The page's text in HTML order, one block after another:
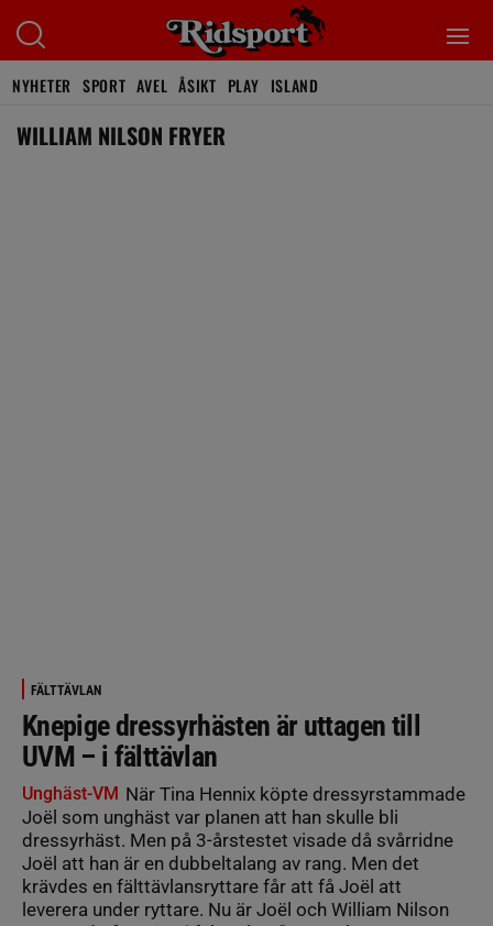
NYHETER SPORT AVEL ÅSIKT PLAY ISLAND
WILLIAM NILSON FRYER
FÄLTTÄVLAN
Knepige dressyrhästen är uttagen till
UVM – i fälttävlan
Unghäst-VM När Tina Hennix köpte dressyrstammade
Joël som unghäst var planen att han skulle bli
dressyrhäst. Men på 3-årstestet visade då svårridne
Joël att han är en dubbeltalang av rang. Men det
krävdes en fälttävlansryttare får att få Joël att
leverera under ryttare. Nu är Joël och William Nilson